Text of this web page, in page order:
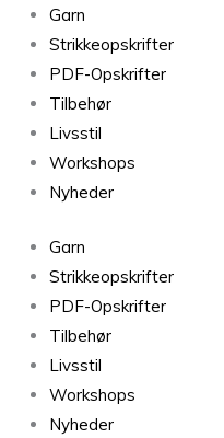
Garn
Strikkeopskrifter
PDF-Opskrifter
Tilbehør
Livsstil
Workshops
Nyheder
Garn
Strikkeopskrifter
PDF-Opskrifter
Tilbehør
Livsstil
Workshops
Nyheder
Astra
Guld
0050
antal